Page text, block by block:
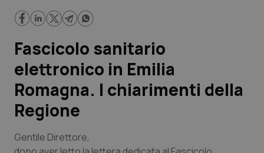
Regioni e Asl
Lavoro e Professioni
Scienza e Farmaci
Studi e Analisi
Lettere al direttore
Fascicolo sanitario
elettronico in Emilia
Romagna. I chiarimenti della
Regione
Gentile Direttore,